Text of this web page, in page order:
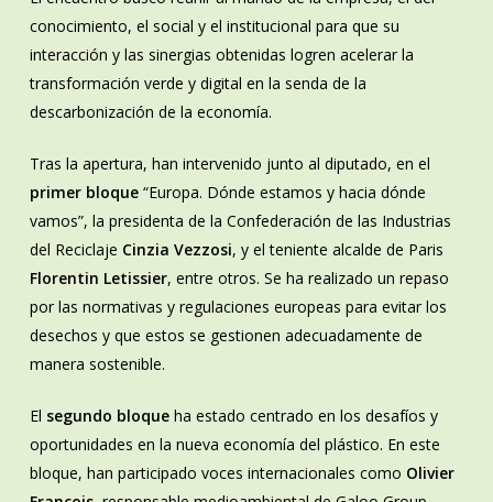
conocimiento, el social y el institucional para que su
interacción y las sinergias obtenidas logren acelerar la
transformación verde y digital en la senda de la
descarbonización de la economía.
Tras la apertura, han intervenido junto al diputado, en el
primer bloque“Europa. Dónde estamos y hacia dónde
vamos”, la presidenta de la Confederación de las Industrias
del Reciclaje Cinzia Vezzosi, y el teniente alcalde de Paris
Florentin Letissier, entre otros. Se ha realizado un repaso
por las normativas y regulaciones europeas para evitar los
desechos y que estos se gestionen adecuadamente de
manera sostenible.
El segundo bloqueha estado centrado en los desafíos y
oportunidades en la nueva economía del plástico. En este
bloque, han participado voces internacionales como Olivier